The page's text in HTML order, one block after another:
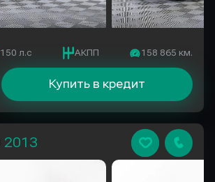
150 л.с АКПП 158 865 км.
Купить в кредит
2013